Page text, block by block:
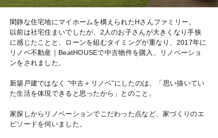
閑静な住宅地にマイホームを構えられたHさんファミリー。
以前は社宅住まいでしたが、2人のお子さんが大きくなり手狭
に感じたことと、ローンを組むタイミングが重なり、2017年に
リノベ不動産｜BeatHOUSEで中古物件を購入、リノベーショ
ンをされました。
新築戸建ではなく "中古＋リノベ"にしたのは、「思い描いてい
た生活を体現できると思ったから」とのこと。
家探しからリノベーションでこだわった点など、家づくりのエ
ピソードを伺いました。